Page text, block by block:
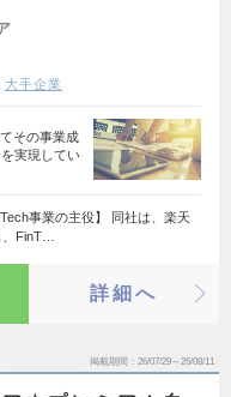
大手企業
その事業成
実現してい
事業の主役】 同社は、楽天
FinT…
詳細へ
掲載期間 26/07/29～26/08/11